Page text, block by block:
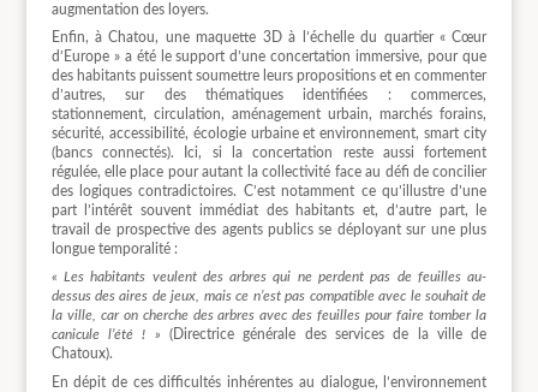
augmentation des loyers.
Enfin, à Chatou, une maquette 3D à l’échelle du quartier « Cœur
d’Europe » a été le support d’une concertation immersive, pour que
des habitants puissent soumettre leurs propositions et en commenter
d’autres, sur des thématiques identifiées : commerces,
stationnement, circulation, aménagement urbain, marchés forains,
sécurité, accessibilité, écologie urbaine et environnement, smart city
(bancs connectés). Ici, si la concertation reste aussi fortement
régulée, elle place pour autant la collectivité face au défi de concilier
des logiques contradictoires. C’est notamment ce qu’illustre d’une
part l’intérêt souvent immédiat des habitants et, d’autre part, le
travail de prospective des agents publics se déployant sur une plus
longue temporalité :
« Les habitants veulent des arbres qui ne perdent pas de feuilles au-
dessus des aires de jeux, mais ce n’est pas compatible avec le souhait de
la ville, car on cherche des arbres avec des feuilles pour faire tomber la
canicule l’été ! » (Directrice générale des services de la ville de
Chatoux).
En dépit de ces difficultés inhérentes au dialogue, l’environnement